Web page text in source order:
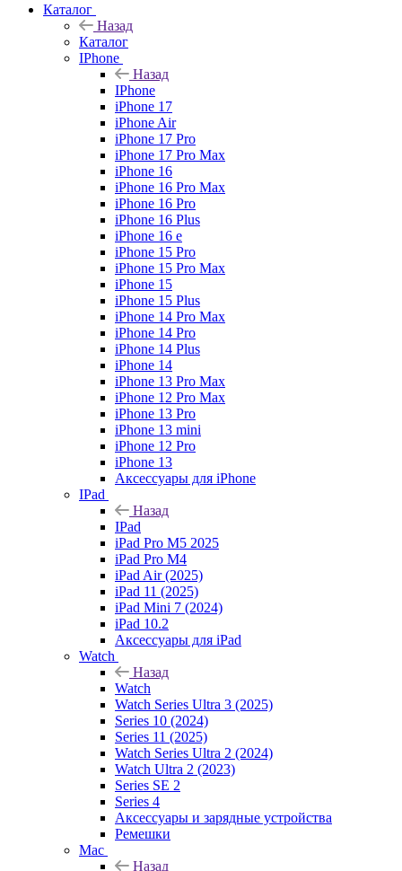
Каталог
Назад
Каталог
IPhone
Назад
IPhone
iPhone 17
iPhone Air
iPhone 17 Pro
iPhone 17 Pro Max
iPhone 16
iPhone 16 Pro Max
iPhone 16 Pro
iPhone 16 Plus
iPhone 16 e
iPhone 15 Pro
iPhone 15 Pro Max
iPhone 15
iPhone 15 Plus
iPhone 14 Pro Max
iPhone 14 Pro
iPhone 14 Plus
iPhone 14
iPhone 13 Pro Max
iPhone 12 Pro Max
iPhone 13 Pro
iPhone 13 mini
iPhone 12 Pro
iPhone 13
Аксессуары для iPhone
IPad
Назад
IPad
iPad Pro M5 2025
iPad Pro M4
iPad Air (2025)
iPad 11 (2025)
iPad Mini 7 (2024)
iPad 10.2
Аксессуары для iPad
Watch
Назад
Watch
Watch Series Ultra 3 (2025)
Series 10 (2024)
Series 11 (2025)
Watch Series Ultra 2 (2024)
Watch Ultra 2 (2023)
Series SE 2
Series 4
Аксессуары и зарядные устройства
Ремешки
Mac
Назад